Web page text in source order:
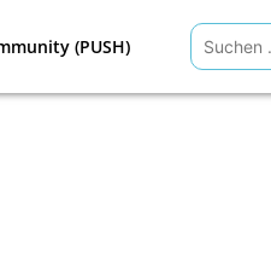
(PUSH)
Suchen
nach: